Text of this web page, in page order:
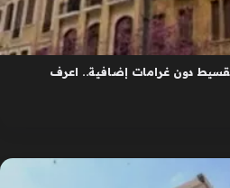
دون غرامات إضافية.. اعرف